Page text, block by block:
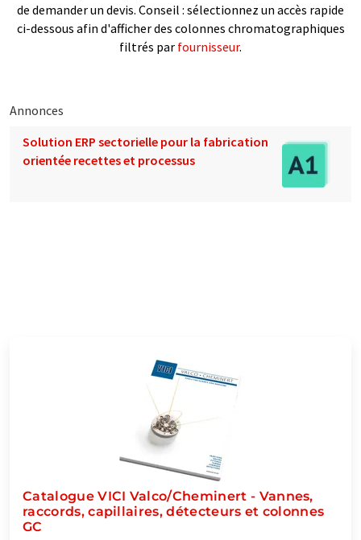
de demander un devis. Conseil : sélectionnez un accès rapide
ci-dessous afin d'afficher des colonnes chromatographiques
filtrés par fournisseur.
Annonces
Solution ERP sectorielle pour la fabrication
orientée recettes et processus
Catalogue VICI Valco/Cheminert - Vannes,
raccords, capillaires, détecteurs et colonnes
GC